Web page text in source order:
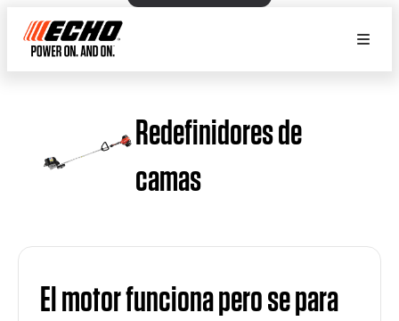
Redefinidores de
camas
El motor funciona pero se para